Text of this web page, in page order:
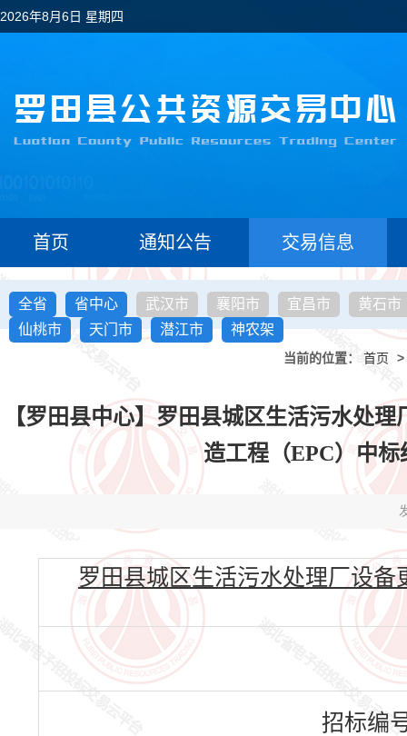
2026年8月6日 星期四
首页 通知公告 交易信息
全省 省中心 武汉市 襄阳市 宜昌市
黄石市
仙桃市
天门市 潜江市 神农架
当前的位置： 首页 >
【罗田县中心】罗田县城区生活污水处
造工程（EPC）中标
罗田县城区生活污水处理厂设备
招标编